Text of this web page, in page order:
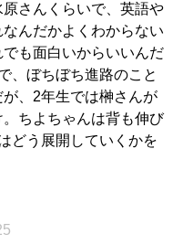
さんくらいで、英語や
んだかよくわからない
も面白いからいいんだ
、ぼちぼち進路のこと
、2年生では榊さんが
ちよちゃんは背も伸び
どう展開していくかを